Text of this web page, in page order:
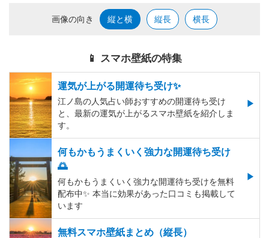
画像の向き 縦と横 縦長 横長
📱 スマホ壁紙の特集
運気が上がる開運待ち受け✨
江ノ島の人気占い師おすすめの開運待ち受け
と、最新の運気が上がるスマホ壁紙を紹介しま
す。
何もかもうまくいく強力な開運待ち受け
🌅
何もかもうまくいく強力な開運待ち受けを無料
配布中✨️ 本当に効果があった口コミも掲載して
います
無料スマホ壁紙まとめ（縦長）